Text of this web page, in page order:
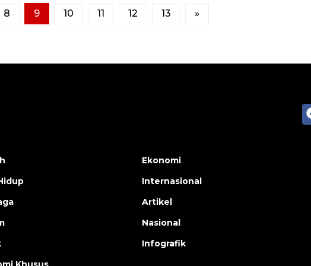
8 9 10 11 12 13 »
Ekonomi
Internasional
Artikel
Nasional
Infografik